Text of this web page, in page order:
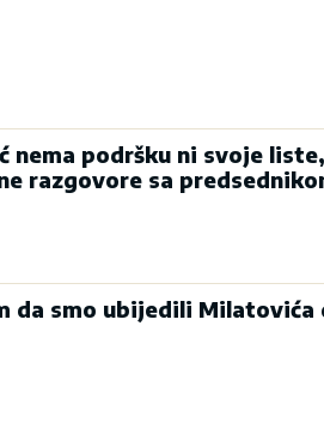
nema podršku ni svoje
razgovore sa
da smo ubijedili Milatovića